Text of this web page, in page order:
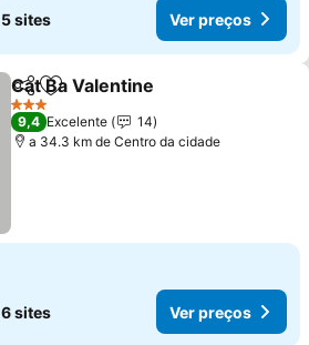
5 sites Ver preços
PartilharAdicionar aos favoritos
Cat Ba Valentine
3 Estrelas
9,4 Excelente
14
a 34.3 km de Centro da cidade
6 sites Ver preços